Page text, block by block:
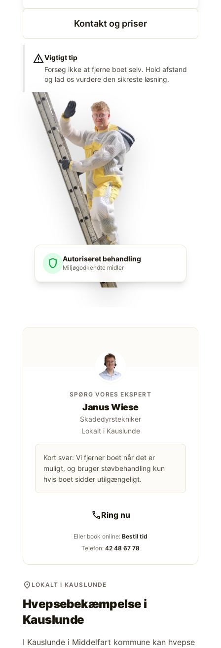
Kontakt og priser
warningVigtigt tip
Forsøg ikke at fjerne boet selv. Hold afstand
og lad os vurdere den sikreste løsning.
shield Autoriseret behandling
Miljøgodkendte midler
SPØRG VORES EKSPERT
Janus Wiese
Skadedyrstekniker
Lokalt i Kauslunde
Kort svar: Vi fjerner boet når det er
muligt, og bruger støvbehandling kun
hvis boet sidder utilgængeligt.
callRing nu
Eller book online: Bestil tid
Telefon: 42 48 67 78
location_on LOKALT I KAUSLUNDE
Hvepsebekæmpelse i
Kauslunde
I Kauslunde i Middelfart kommune kan hvepse